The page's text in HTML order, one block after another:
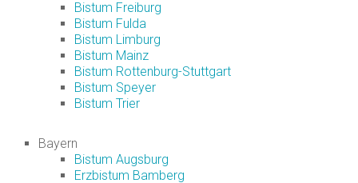
Bistum Freiburg
Bistum Fulda
Bistum Limburg
Bistum Mainz
Bistum Rottenburg-Stuttgart
Bistum Speyer
Bistum Trier
Bayern
Bistum Augsburg
Erzbistum Bamberg